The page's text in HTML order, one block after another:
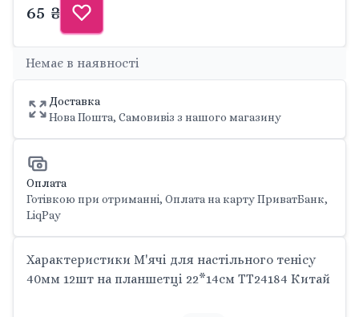
65 ₴
Немає в наявності
Доставка
Нова Пошта, Самовивіз з нашого магазину
Оплата
Готівкою при отриманні, Оплата на карту ПриватБанк,
LiqPay
Характеристики М'ячі для настільного тенісу
40мм 12шт на планшетці 22*14см TT24184 Китай